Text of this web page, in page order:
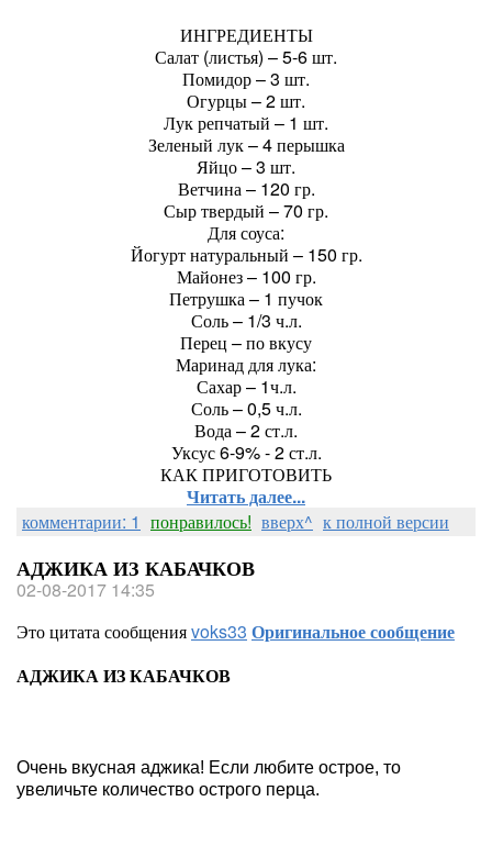
ИНГРЕДИЕНТЫ
Салат (листья) – 5-6 шт.
Помидор – 3 шт.
Огурцы – 2 шт.
Лук репчатый – 1 шт.
Зеленый лук – 4 перышка
Яйцо – 3 шт.
Ветчина – 120 гр.
Сыр твердый – 70 гр.
Для соуса:
Йогурт натуральный – 150 гр.
Майонез – 100 гр.
Петрушка – 1 пучок
Соль – 1/3 ч.л.
Перец – по вкусу
Маринад для лука:
Сахар – 1ч.л.
Соль – 0,5 ч.л.
Вода – 2 ст.л.
Уксус 6-9% - 2 ст.л.
КАК ПРИГОТОВИТЬ
Читать далее...
комментарии: 1 понравилось! вверх^ к полной версии
АДЖИКА ИЗ КАБАЧКОВ
02-08-2017 14:35
Это цитата сообщенияvoks33 Оригинальное сообщение
АДЖИКА ИЗ КАБАЧКОВ
Очень вкусная аджика! Если любите острое, то
увеличьте количество острого перца.